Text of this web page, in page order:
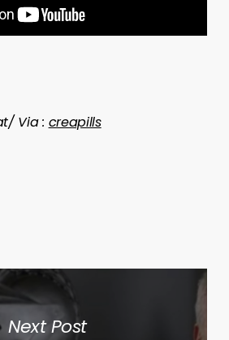
Via : creapills
Next Post